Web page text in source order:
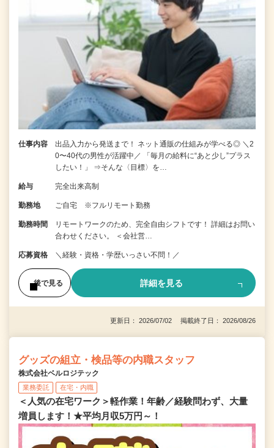
仕事内容
出品入力から発送まで！ ネット通販の仕組みが学べる◎ ＼2
0〜40代の男性が活躍中／ 「毎月の給料に“あと少し”プラス
したい！」 ⇒そんな〈目標〉を…
給与 完全出来高制
勤務地 ご自宅 ※フルリモート勤務
勤務時間
リモートワークのため、完全自由シフトです！ 詳細はお問い
合わせください。 ＜会社営…
応募資格 ＼経験・資格・学歴いっさい不問！／
後で見る 詳細を見る
更新日： 2026/07/02 掲載終了日： 2026/08/26
グッズの組立・検品等の内職スタッフ
株式会社ベルロジテック
業務委託 在宅・内職
＜人気の在宅ワーク＞軽作業！年齢／経験問わず、大量
増員します！★平均月収5万円～！